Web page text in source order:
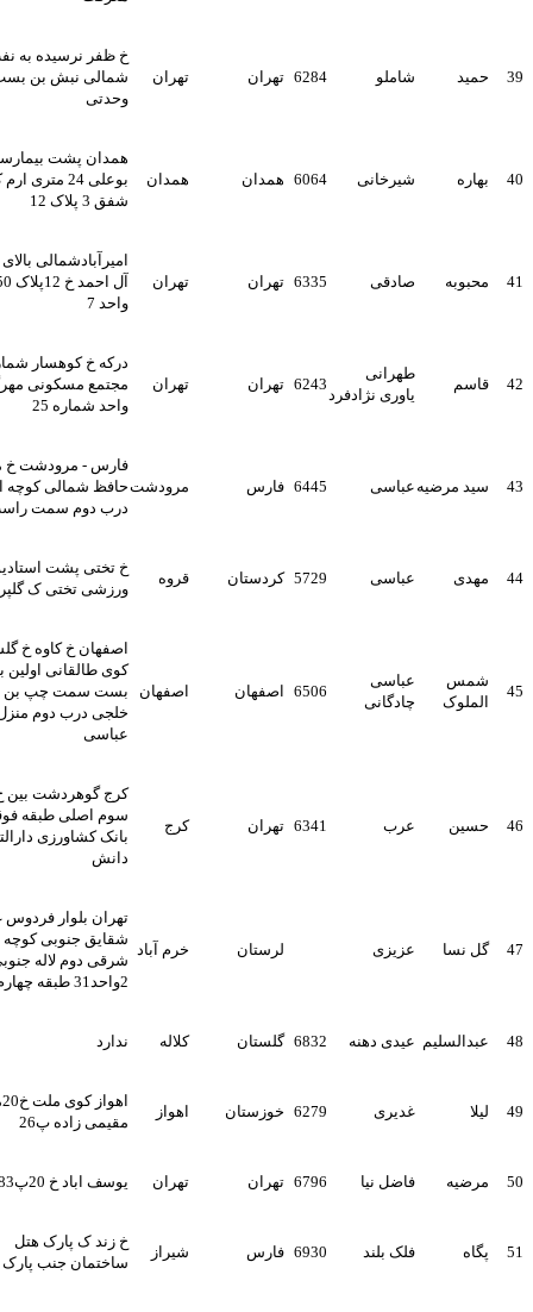
شاملو تهران
خ ظفر نرسیده به نفت
شمالی نبش بن بست
شیرخانی 6064 همدان
همدان پشت بیمارستان
بوعلی 24 متری ارم کوچه
صادقی 6335 تهران
امیرآبادشمالی بالای جلال
آل احمد خ 12پلاک 50 جدید
طهرانی
یاوری نژادفرد
6243 تهران
درکه خ کوهسار شماره 38
مجتمع مسکونی مهرگان
واحد شماره 25
مرضیه عباسی 6445 فارس مرودشت
فارس - مرودشت خ مدرس
حافظ شمالی کوچه اول
درب دوم سمت راست
عباسی 5729 کردستان قروه
خ تختی پشت استادیوم
ورزشی تختی ک گلپر پ 84
عباسی
چادگانی
6506 اصفهان اصفهان
اصفهان خ کاوه خ گلستان
کوی طالقانی اولین بن
بست سمت چپ بن بست
خلجی درب دوم منزل
عرب تهران
کرج گوهردشت بین خ دوم و
سوم اصلی طبقه فوقانی
بانک کشاورزی دارالترجمه
نسا عزیزی خرم آباد
تهران بلوار فردوس غرب
شقایق جنوبی کوچه 21
شرقی دوم لاله جنوبی پلاک
عیدی دهنه 6832 گلستان ندارد
خوزستان اهواز
اهواز کوی ملت خ20متری
مقیمی زاده پ26
فاضل نیا 6796 تهران یوسف اباد خ 20پ83واحد5
فلک بلند 6930 فارس
خ زند ک پارک هتل
ساختمان جنب پارک هتل